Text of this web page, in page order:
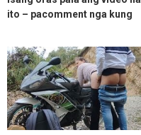
ito – pacomment nga kung